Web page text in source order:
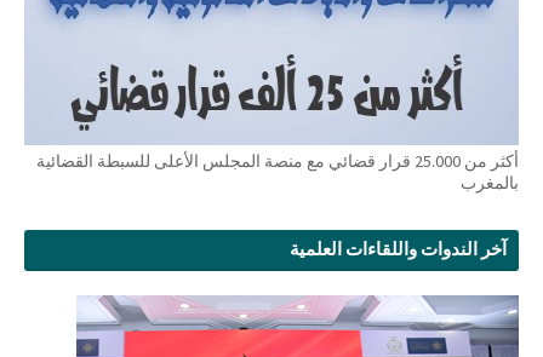
أكثر من 25.000 قرار قضائي مع منصة المجلس الأعلى للسبطة القضائية
بالمغرب
آخر الندوات واللقاءات العلمية